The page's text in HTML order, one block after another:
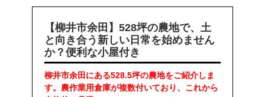
【柳井市余田】528坪の農地で、土
と向き合う新しい日常を始めません
か？便利な小屋付き
柳井市余田にある528.5坪の農地をご紹介しま
す。農作業用倉庫が複数付いており、これから